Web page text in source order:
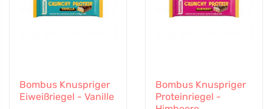
Bombus Knuspriger
Eiweißriegel - Vanille
Bombus Knuspriger
Proteinriegel -